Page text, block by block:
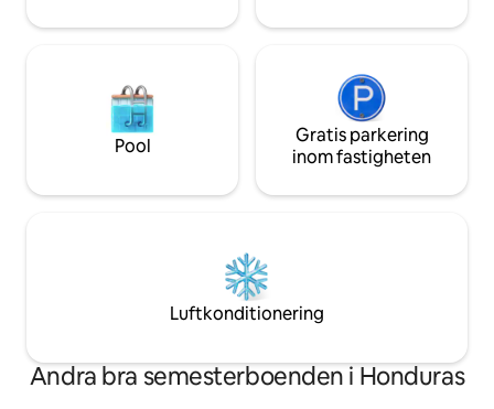
Pool
Gratis parkering
inom fastigheten
Luftkonditionering
Andra bra semesterboenden i Honduras